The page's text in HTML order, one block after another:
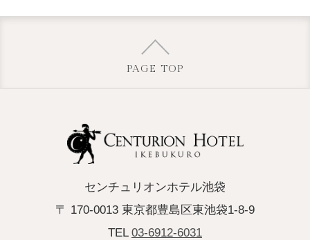
PAGE TOP
センチュリオンホテル池袋
〒 170-0013 東京都豊島区東池袋1-8-9
TEL 03-6912-6031